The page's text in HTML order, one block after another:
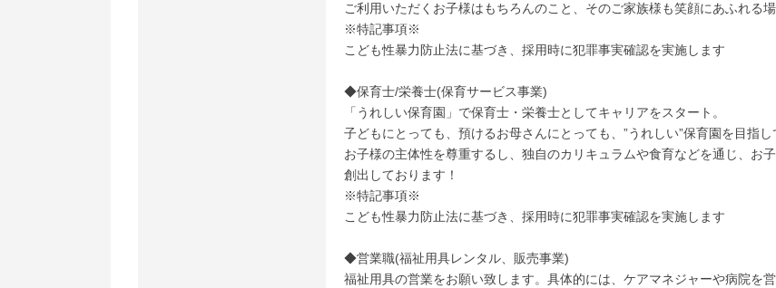
ご利用いただくお子様はもちろんのこと、そのご家族様も笑顔にあふれる
※特記事項※
こども性暴力防止法に基づき、採用時に犯罪事実確認を実施します
◆保育士/栄養士(保育サービス事業)
「うれしい保育園」で保育士・栄養士としてキャリアをスタート。
子どもにとっても、預けるお母さんにとっても、”うれしい”保育園を目指
お子様の主体性を尊重するし、独自のカリキュラムや食育などを通じ、お
創出しております！
※特記事項※
こども性暴力防止法に基づき、採用時に犯罪事実確認を実施します
◆営業職(福祉用具レンタル、販売事業)
福祉用具の営業をお願い致します。具体的には、ケアマネジャーや病院を